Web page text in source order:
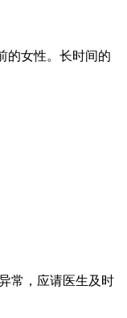
的女性。长时间的
常，应请医生及时